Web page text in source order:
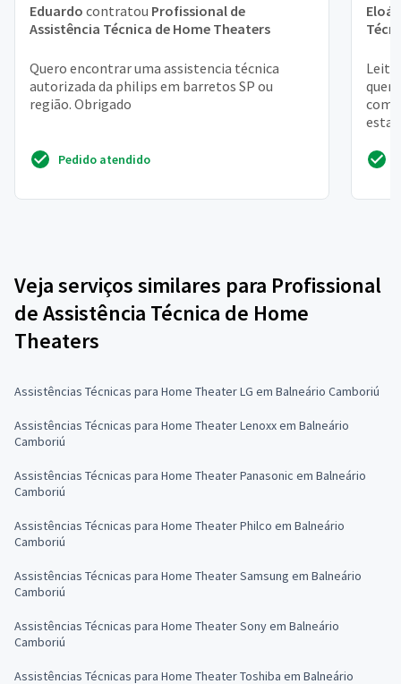
Eduardo contratou Profissional de
Assistência Técnica de Home Theaters
Quero encontrar uma assistencia técnica
autorizada da philips em barretos SP ou
região. Obrigado
Pedido atendido
Eloá
com
esta
Veja serviços similares para Profissional
de Assistência Técnica de Home
Theaters
Assistências Técnicas para Home Theater LG em Balneário Camboriú
Assistências Técnicas para Home Theater Lenoxx em Balneário
Camboriú
Assistências Técnicas para Home Theater Panasonic em Balneário
Camboriú
Assistências Técnicas para Home Theater Philco em Balneário
Camboriú
Assistências Técnicas para Home Theater Samsung em Balneário
Camboriú
Assistências Técnicas para Home Theater Sony em Balneário
Camboriú
Assistências Técnicas para Home Theater Toshiba em Balneário